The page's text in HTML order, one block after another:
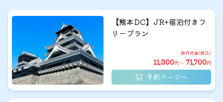
【熊本DC】JR+宿泊付きフ
リープラン
11,300円 ～ 71,700円
予約ページへ